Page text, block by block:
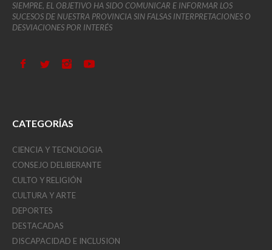
SIEMPRE, EL OBJETIVO HA SIDO COMUNICAR E INFORMAR LOS
SUCESOS DE NUESTRA PROVINCIA SIN FALSAS INTERPRETACIONES O
DESVIACIONES POR INTERÉS
CATEGORÍAS
CIENCIA Y TECNOLOGIA
CONSEJO DELIBERANTE
CULTO Y RELIGIÓN
CULTURA Y ARTE
DEPORTES
DESTACADAS
DISCAPACIDAD E INCLUSION